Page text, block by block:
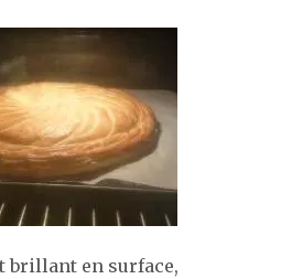
brillant en surface,